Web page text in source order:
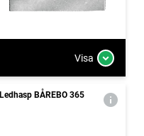
Visa
Ledhasp BÅREBO 365